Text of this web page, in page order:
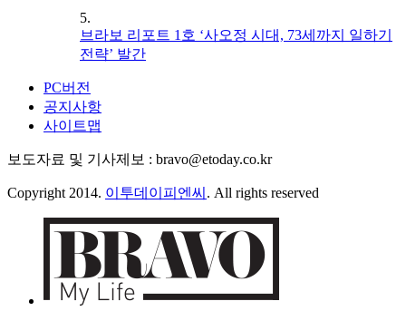
5.
브라보 리포트 1호 ‘사오정 시대, 73세까지 일하기
전략’ 발간
PC버전
공지사항
사이트맵
보도자료 및 기사제보 : bravo@etoday.co.kr
Copyright 2014. 이투데이피엔씨 . All rights reserved